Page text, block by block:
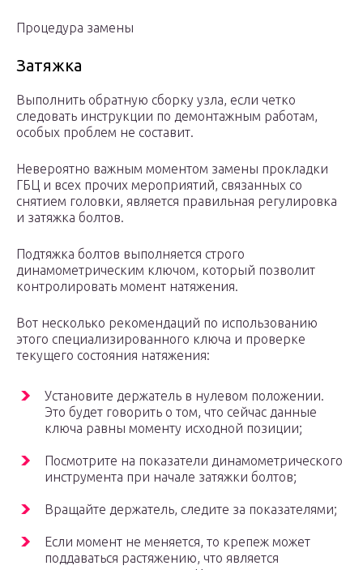
Процедура замены
Затяжка
Выполнить обратную сборку узла, если четко
следовать инструкции по демонтажным работам,
особых проблем не составит.
Невероятно важным моментом замены прокладки
ГБЦ и всех прочих мероприятий, связанных со
снятием головки, является правильная регулировка
и затяжка болтов.
Подтяжка болтов выполняется строго
динамометрическим ключом, который позволит
контролировать момент натяжения.
Вот несколько рекомендаций по использованию
этого специализированного ключа и проверке
текущего состояния натяжения:
Установите держатель в нулевом положении.
Это будет говорить о том, что сейчас данные
ключа равны моменту исходной позиции;
Посмотрите на показатели динамометрического
инструмента при начале затяжки болтов;
Вращайте держатель, следите за показателями;
Если момент не меняется, то крепеж может
поддаваться растяжению, что является